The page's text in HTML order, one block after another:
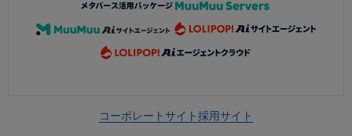
コーポレートサイト採用サイト